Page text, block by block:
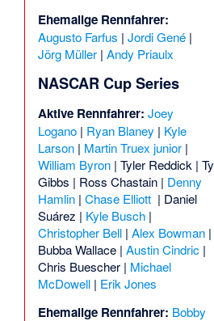
Ehemalige Rennfahrer:
Augusto Farfus | Jordi Gené|
Jörg Müller| Andy Priaulx
NASCAR Cup Series
Aktive Rennfahrer: Joey
Logano| Ryan Blaney | Kyle
Larson| Martin Truex junior|
William Byron| Tyler Reddick | Ty
Gibbs | Ross Chastain| Denny
Hamlin| Chase Elliott | Daniel
Suárez | Kyle Busch|
Christopher Bell| Alex Bowman|
Bubba Wallace| Austin Cindric|
Chris Buescher| Michael
McDowell| Erik Jones
Ehemalige Rennfahrer: Bobby